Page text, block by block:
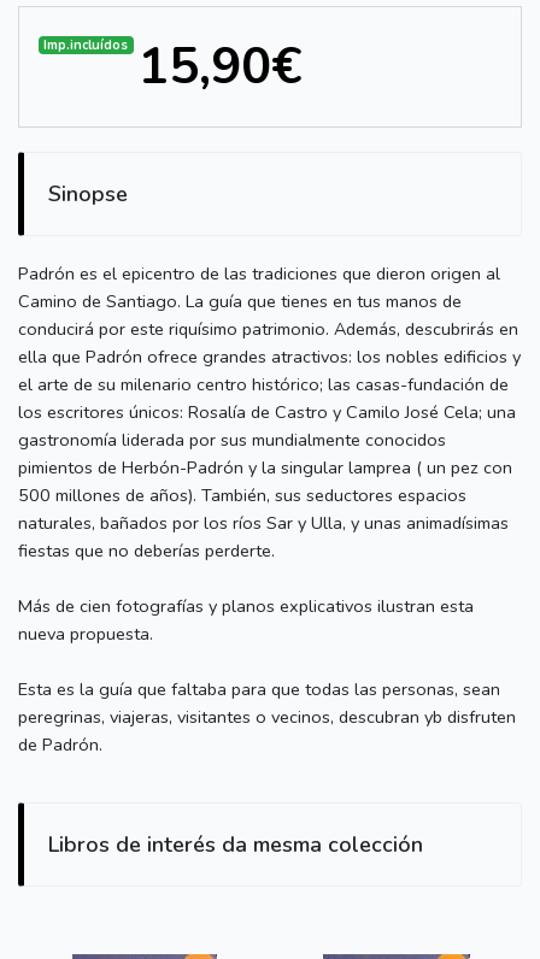
Imp.incluídos 15,90€
Sinopse
Padrón es el epicentro de las tradiciones que dieron origen al
Camino de Santiago. La guía que tienes en tus manos de
conducirá por este riquísimo patrimonio. Además, descubrirás en
ella que Padrón ofrece grandes atractivos: los nobles edificios y
el arte de su milenario centro histórico; las casas-fundación de
los escritores únicos: Rosalía de Castro y Camilo José Cela; una
gastronomía liderada por sus mundialmente conocidos
pimientos de Herbón-Padrón y la singular lamprea ( un pez con
500 millones de años). También, sus seductores espacios
naturales, bañados por los ríos Sar y Ulla, y unas animadísimas
fiestas que no deberías perderte.
Más de cien fotografías y planos explicativos ilustran esta
nueva propuesta.
Esta es la guía que faltaba para que todas las personas, sean
peregrinas, viajeras, visitantes o vecinos, descubran yb disfruten
de Padrón.
Libros de interés da mesma colección